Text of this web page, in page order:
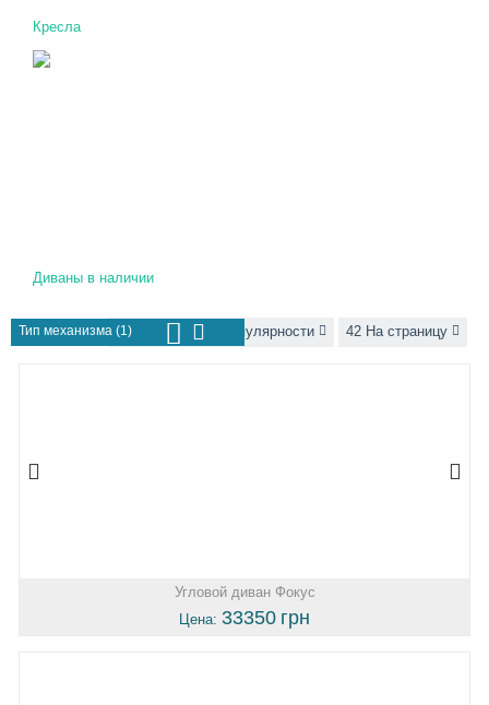
Кресла
Диваны в наличии
Тип механизма (1)Сортировать по популярности 42 На страницу
Угловой диван Фокус
Цена: 33350 грн